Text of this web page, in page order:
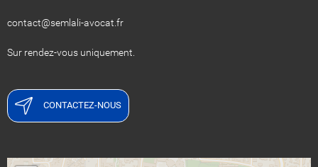
contact@semlali-avocat.fr
Sur rendez-vous uniquement.
CONTACTEZ-NOUS